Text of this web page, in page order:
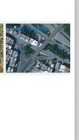
☐379 Tıklanma